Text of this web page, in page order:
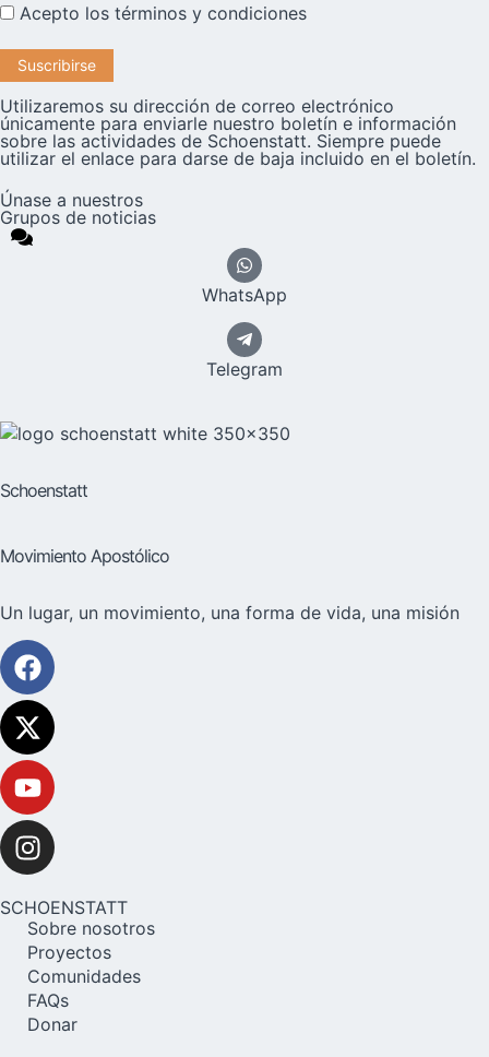
Acepto los términos y condiciones
Utilizaremos su dirección de correo electrónico
únicamente para enviarle nuestro boletín e información
sobre las actividades de Schoenstatt. Siempre puede
utilizar el enlace para darse de baja incluido en el boletín.
Únase a nuestros
Grupos de noticias
WhatsApp
Telegram
Schoenstatt
Movimiento Apostólico
Un lugar, un movimiento, una forma de vida, una misión
SCHOENSTATT
Sobre nosotros
Proyectos
Comunidades
FAQs
Donar